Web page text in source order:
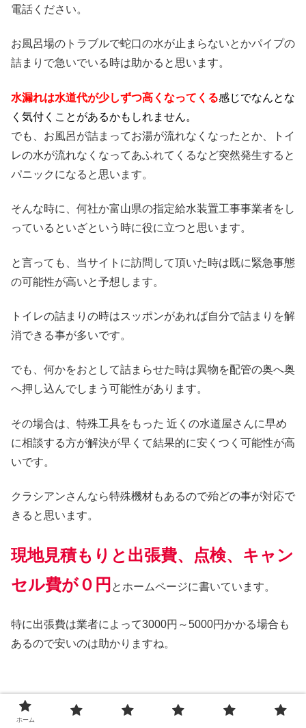
電話ください。
お風呂場のトラブルで蛇口の水が止まらないとかパイプの
詰まりで急いでいる時は助かると思います。
水漏れは水道代が少しずつ高くなってくる感じでなんとな
く気付くことがあるかもしれません。
でも、お風呂が詰まってお湯が流れなくなったとか、トイ
レの水が流れなくなってあふれてくるなど突然発生すると
パニックになると思います。
そんな時に、何社か富山県の指定給水装置工事事業者をし
っているといざという時に役に立つと思います。
と言っても、当サイトに訪問して頂いた時は既に緊急事態
の可能性が高いと予想します。
トイレの詰まりの時はスッポンがあれば自分で詰まりを解
消できる事が多いです。
でも、何かをおとして詰まらせた時は異物を配管の奥へ奥
へ押し込んでしまう可能性があります。
その場合は、特殊工具をもった 近くの水道屋さんに早め
に相談する方が解決が早くて結果的に安くつく可能性が高
いです。
クラシアンさんなら特殊機材もあるので殆どの事が対応で
きると思います。
現地見積もりと出張費、点検、キャン
セル費が０円 とホームページに書いています。
特に出張費は業者によって3000円～5000円かかる場合も
あるので安いのは助かりますね。
トイレのレバーを引いても戻らないとか、排水溝からの異
ホーム